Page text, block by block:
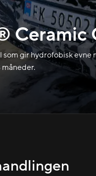
Ceramic
som gir hydrofobisk